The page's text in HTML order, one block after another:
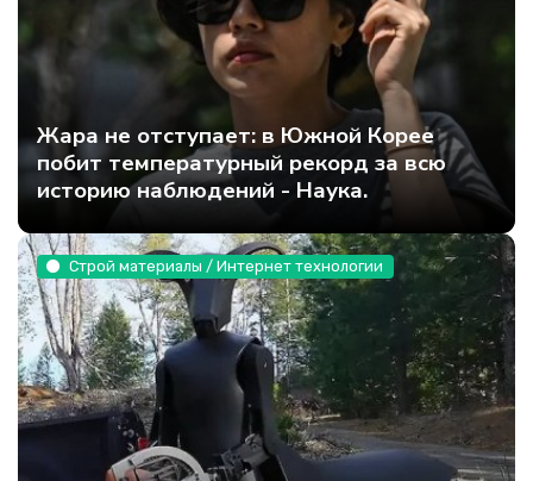
Жара не отступает: в Южной Корее
побит температурный рекорд за всю
историю наблюдений - Наука.
Строй материалы / Интернет технологии